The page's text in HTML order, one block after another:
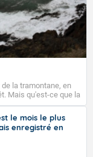
la tramontane, en
Mais qu'est-ce que la
La tramontane est un
ou ouest à nord-
de l’Aude et à
latin trasmontanus,
montagneuses
le mois le plus
enregistré en